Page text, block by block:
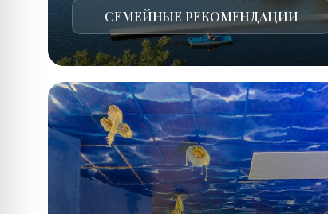
СЕМЕЙНЫЕ РЕКОМЕНДАЦИИ